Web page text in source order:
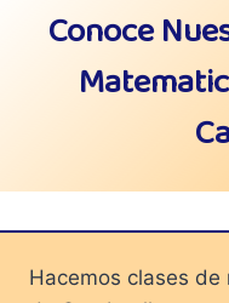
Conoce
Hacemos clases